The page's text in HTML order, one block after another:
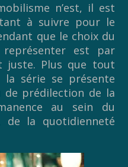
n’est, il est
à suivre pour le
que le choix du
est par
juste. Plus que tout
série se présente
de prédilection de la
au sein du
de la quotidienneté